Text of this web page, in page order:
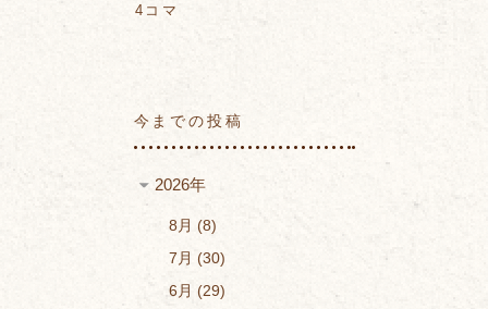
4コマ
今までの投稿
2026年
8月
8
7月
30
6月
29